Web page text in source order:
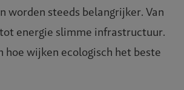
worden steeds belangrijker. Van
energie slimme infrastructuur.
hoe wijken ecologisch het beste